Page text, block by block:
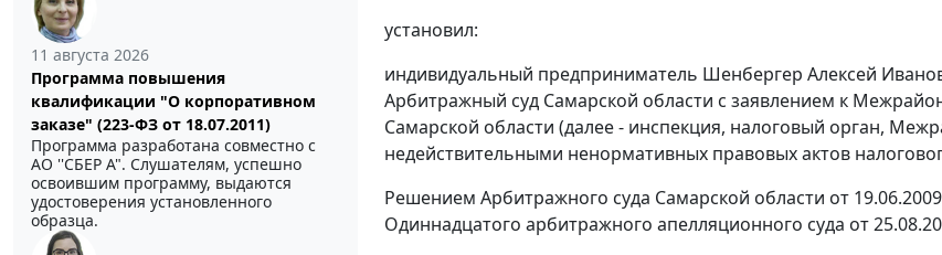
11 августа 2026
Программа повышения
квалификации "О корпоративном
заказе" (223-ФЗ от 18.07.2011)
Программа разработана совместно с
АО ''СБЕР А". Слушателям, успешно
освоившим программу, выдаются
удостоверения установленного
образца.
установил:
индивидуальный предприниматель Шенбергер Алексей
Арбитражный суд Самарской области с заявлением к
Самарской области (далее - инспекция, налоговый орган,
недействительными ненормативных правовых актов
Решением Арбитражного суда Самарской области от
Одиннадцатого арбитражного апелляционного суда от